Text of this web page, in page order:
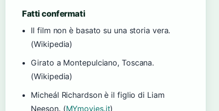
Fatti confermati
Il film non è basato su una storia vera.
(Wikipedia)
Girato a Montepulciano, Toscana.
(Wikipedia)
Micheál Richardson è il figlio di Liam
Neeson. (MYmovies.it)